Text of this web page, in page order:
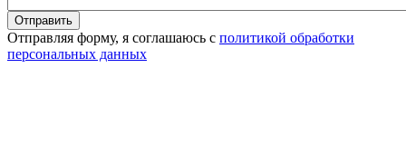
Отправляя форму, я соглашаюсь с политикой обработки
персональных данных